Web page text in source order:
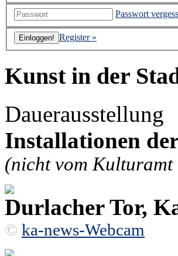
Passwort
Register »
Kunst in der
Dauerausstellung
Installationen
(nicht vom
Durlacher Tor,
© ka-news-Webcam